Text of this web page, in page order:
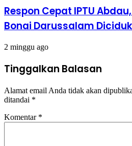
Respon Cepat IPTU
Bonai Darussalam Diciduk
2 minggu ago
Tinggalkan Balasan
Alamat email Anda tidak akan
ditandai *
Komentar *